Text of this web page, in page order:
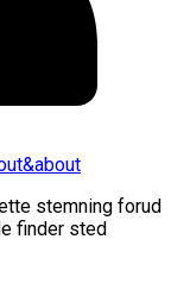
stemning forud
finder sted